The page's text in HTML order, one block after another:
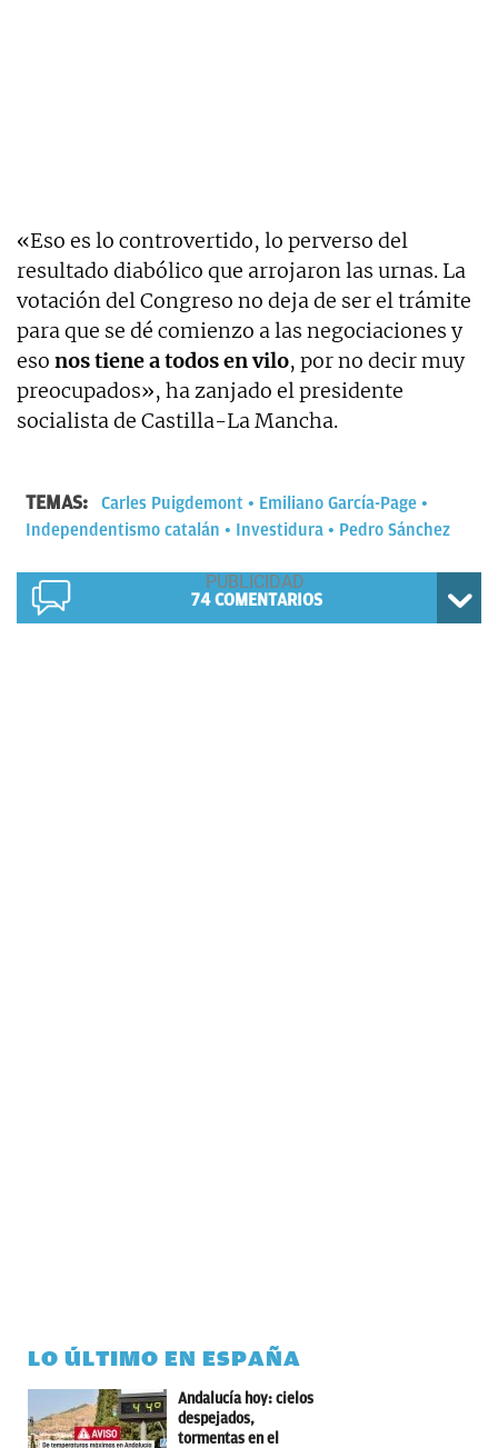
«Eso es lo controvertido, lo perverso del
resultado diabólico que arrojaron las urnas. La
votación del Congreso no deja de ser el trámite
para que se dé comienzo a las negociaciones y
eso nos tiene a todos en vilo, por no decir muy
preocupados», ha zanjado el presidente
socialista de Castilla-La Mancha.
TEMAS: Carles Puigdemont
Emiliano García-Page
Independentismo catalán
Investidura Pedro Sánchez
74COMENTARIOS
LO ÚLTIMO EN ESPAÑA
Andalucía hoy: cielos
despejados,
tormentas en el